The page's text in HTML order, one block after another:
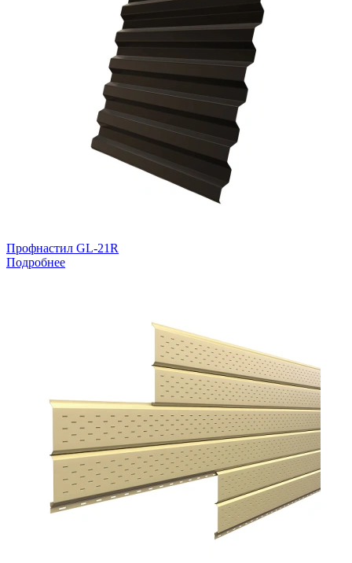
Профнастил GL-21R
Подробнее